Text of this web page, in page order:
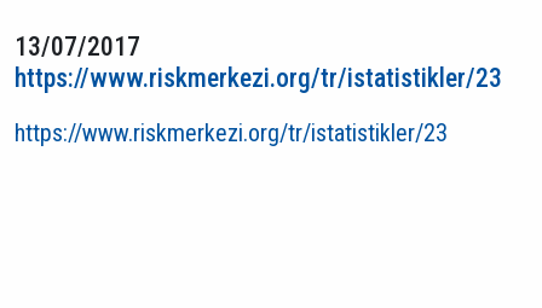
13/07/2017
https://www.riskmerkezi.org/tr/istatistikler/23
https://www.riskmerkezi.org/tr/istatistikler/23